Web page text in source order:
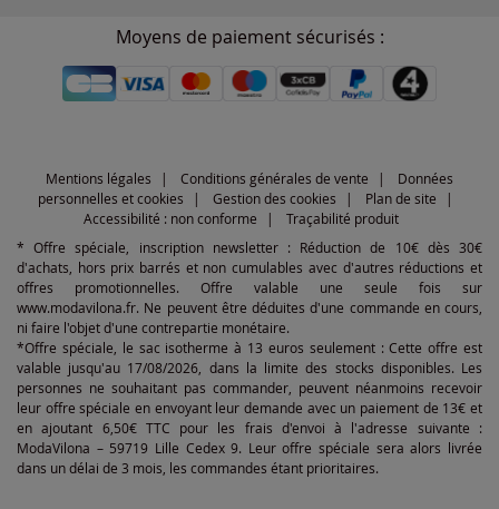
Moyens de paiement sécurisés :
Mentions légales Conditions générales de vente
Données
personnelles et cookies
Gestion des cookies
Plan de site
Accessibilité : non conforme
Traçabilité produit
* Offre spéciale, inscription newsletter : Réduction de 10€ dès 30€
d'achats, hors prix barrés et non cumulables avec d'autres réductions et
offres promotionnelles. Offre valable une seule fois sur
www.modavilona.fr. Ne peuvent être déduites d'une commande en cours,
ni faire l'objet d'une contrepartie monétaire.
*Offre spéciale, le sac isotherme à 13 euros seulement : Cette offre est
valable jusqu'au 17/08/2026, dans la limite des stocks disponibles. Les
personnes ne souhaitant pas commander, peuvent néanmoins recevoir
leur offre spéciale en envoyant leur demande avec un paiement de 13€ et
en ajoutant 6,50€ TTC pour les frais d'envoi à l'adresse suivante :
ModaVilona – 59719 Lille Cedex 9. Leur offre spéciale sera alors livrée
dans un délai de 3 mois, les commandes étant prioritaires.